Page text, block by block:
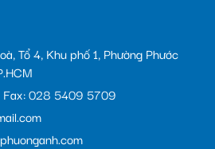
Tổ 4, Khu phố 1, Phường Phước
028 5409 5709